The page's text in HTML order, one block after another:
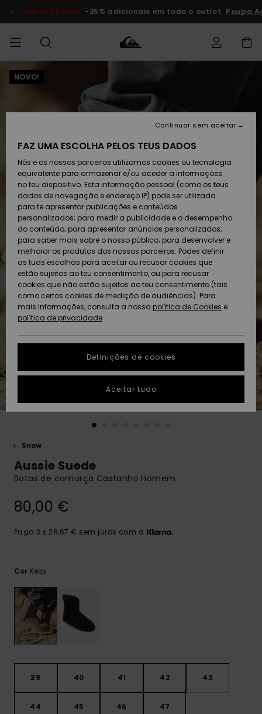
do
DUPLA PROMO -25% adicionais em todo o outlet Poupa
HOMEM Roupas
Calçado e
chinelos
Surfe/água
Snow
Artigos
recém-
chegados
Coleções
MENINO
Roupas
Calçado e
chinelos
Surfe/água
Neve
Artigos
recém-
chegados
Highlights
MULHER
Shop
chegados
Highlights
Snow
SURF
Surf Shop
Homem
Crianças
Highlights
Community
SNOW
Artigos
Neve
Homem
Artigos
Criança
Snow Shop
Feminino
Highlights
Community
DUPLA
PROMO
Outlet
Homem
Criança
Outlet
Mulher
AJUDA
encomenda
Devoluções
Pagamento
Cartão
presente
Quiksilver
Freedom
Protecção de
dados
Guia de
tamanhos
conversa para
obteres a
resposta mais
mais
frequentes e o
SUSTAINABILITY
PRESENTE
DESEJO
NOVO!
Snow
Aussie Suede
Botas de camurça Castanho Homem
80,00 €
Paga 3 x 26,67 € sem juros com a
Cor Kelp
39 40 41 42 43
44 45 46 47
FAZ UMA ESCOLHA PELOS TEUS DADOS
Nós e os nossos parceiros utilizamos cookies ou tecnologia
equivalente para armazenar e/ou aceder a informações
no teu dispositivo. Esta informação pessoal (como os teus
dados de navegação e endereço IP) pode ser utilizada
para te apresentar publicações e conteúdos
personalizados; para medir a publicidade e o desempenho
do conteúdo; para apresentar anúncios personalizados;
para saber mais sobre o nosso público; para desenvolver e
melhorar os produtos dos nossos parceiros. Podes definir
as tuas escolhas para aceitar ou recusar cookies que
estão sujeitos ao teu consentimento, ou para recusar
cookies que não estão sujeitos ao teu consentimento (tais
como certos cookies de medição de audiências). Para
mais informações, consulta a nossa política de Cookies e
política de privacidade
Definições de cookies
Continuar sem aceitar
Aceitar tudo